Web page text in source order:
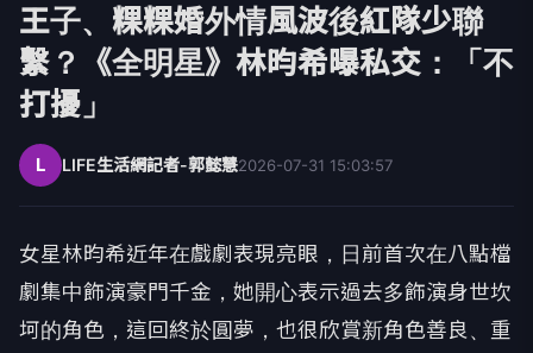
王子、粿粿婚外情風波後紅隊少聯
繫？《全明星》林昀希曝私交：「不
打擾」
L LIFE生活網記者-郭懿慧2026-07-31 15:03:57
女星林昀希近年在戲劇表現亮眼，日前首次在八點檔
劇集中飾演豪門千金，她開心表示過去多飾演身世坎
坷的角色，這回終於圓夢，也很欣賞新角色善良、重